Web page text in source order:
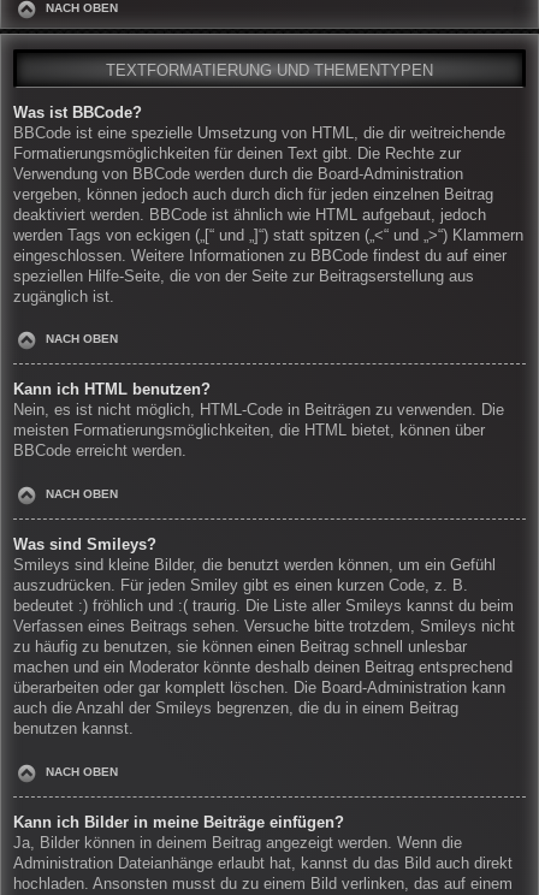
NACH OBEN
TEXTFORMATIERUNG UND THEMENTYPEN
Was ist BBCode?
BBCode ist eine spezielle Umsetzung von HTML, die dir weitreichende
Formatierungsmöglichkeiten für deinen Text gibt. Die Rechte zur
Verwendung von BBCode werden durch die Board-Administration
vergeben, können jedoch auch durch dich für jeden einzelnen Beitrag
deaktiviert werden. BBCode ist ähnlich wie HTML aufgebaut, jedoch
werden Tags von eckigen („[“ und „]“) statt spitzen („<“ und „>“) Klammern
eingeschlossen. Weitere Informationen zu BBCode findest du auf einer
speziellen Hilfe-Seite, die von der Seite zur Beitragserstellung aus
zugänglich ist.
NACH OBEN
Kann ich HTML benutzen?
Nein, es ist nicht möglich, HTML-Code in Beiträgen zu verwenden. Die
meisten Formatierungsmöglichkeiten, die HTML bietet, können über
BBCode erreicht werden.
NACH OBEN
Was sind Smileys?
Smileys sind kleine Bilder, die benutzt werden können, um ein Gefühl
auszudrücken. Für jeden Smiley gibt es einen kurzen Code, z. B.
bedeutet :) fröhlich und :( traurig. Die Liste aller Smileys kannst du beim
Verfassen eines Beitrags sehen. Versuche bitte trotzdem, Smileys nicht
zu häufig zu benutzen, sie können einen Beitrag schnell unlesbar
machen und ein Moderator könnte deshalb deinen Beitrag entsprechend
überarbeiten oder gar komplett löschen. Die Board-Administration kann
auch die Anzahl der Smileys begrenzen, die du in einem Beitrag
benutzen kannst.
NACH OBEN
Kann ich Bilder in meine Beiträge einfügen?
Ja, Bilder können in deinem Beitrag angezeigt werden. Wenn die
Administration Dateianhänge erlaubt hat, kannst du das Bild auch direkt
hochladen. Ansonsten musst du zu einem Bild verlinken, das auf einem